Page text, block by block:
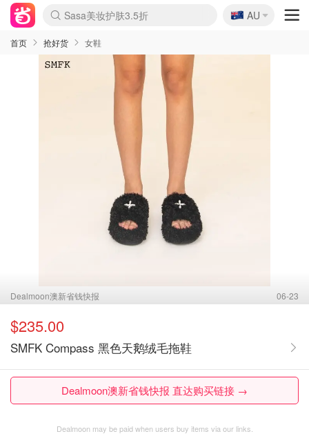
lululemon折扣上新
Sasa美妆护肤3.5折
SSENSE年中2.5折
FreshBeauty好价汇总
Cettire降价+叠9折
WWS Coles超市实拍
viagogo二手票捡漏
Myer超级周末
The Outnet奢牌1折起
David Jones 3折起
Flannels大牌1折
Perfumes Club护肤1折
AMIRO面罩$251
Amazon折扣汇总
eToro入金$200送$50
Amazon数码好物
ICONIC本周7.5折
ThedoubleF高奢地板价
Moose Knuckles 6折
丝芙兰5折起
EUFY摄像头$98
Selenichast首饰2折
Trip机票酒店促销
YSL送5件彩妆礼
Amazon家居好物
Amazon美妆护肤
雅漾大喷$8
过敏原检测盒$33
伊索独家赠50ml沐浴露
科颜氏高保湿面霜$29
SEALIFE海洋馆门票6折
丝塔芙大白罐$16
订阅Newsletter送香薰
Cult Beauty 6.8折
Harrods圣诞日历$525
LN-CC奢牌私促3折
d'Alba空姐喷雾$16
EVE LOM套装£56
Bernardelli独家4折
Adore Beauty 6折起
CT圣诞日历
Mytheresa奢品2.7折
Luxury Escapes 9折
Currentbody美容仪$881
MOON Garden Live
Roborock扫地机$649
Tingo Life水杯$24
Valentino官网5折
CR洗护套装$23
修丽可4件套$159
Myer彩妆2件7折
GANNI官网4.5折
Stylevana韩妆4折
Tessabit高奢8.5折
OGX洗发水$11
Amazon阿德莱德次日达
卡诗8.5折+赠礼
Philips Hue灯具8折
🇦🇺
AU
首页 抢好货 女鞋
Dealmoon澳新省钱快报 06-23
$235.00
SMFK Compass 黑色天鹅绒毛拖鞋
Dealmoon澳新省钱快报 直达购买链接 →
Dealmoon may be paid when users buy items via our links.